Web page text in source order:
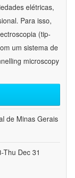
elétricas,
Para isso,
(tip-
um sistema de
microscopy
de Minas Gerais
Thu Dec 31